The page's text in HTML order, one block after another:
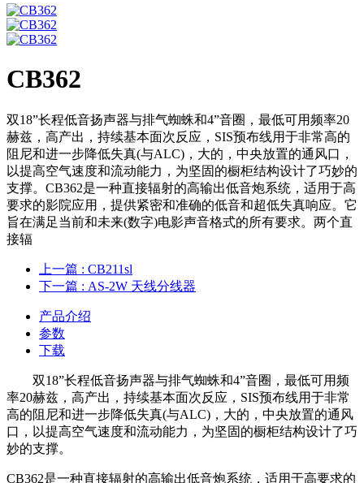
CB362
双18”长程低音扬声器与排气蜘蛛和4”音圈，最低可用频率20
赫兹，高产出，持续基本面次反应，SIS预布线用于非常高的
阻尼和进一步降低失真(与ALC)，大的，中央放置的通风口，
以提高空气速度和流动能力，为坚固的橱柜结构设计了巧妙的
支撑。CB362是一种直接辐射的高输出低音炮系统，适用于高
要求的影院应用，提供紧密和准确的低音和超低失真响应。它
旨在满足当前和未来(数字)电影声音格式的所有要求。两个直
接辐
上一篇 : CB211sl
下一篇 : AS-2W 天线分线器
产品介绍
参数
下载
双18”长程低音扬声器与排气蜘蛛和4”音圈，最低可用频
率20赫兹，高产出，持续基本面次反应，SIS预布线用于非常
高的阻尼和进一步降低失真(与ALC)，大的，中央放置的通风
口，以提高空气速度和流动能力，为坚固的橱柜结构设计了巧
妙的支撑。
CB362是一种直接辐射的高输出低音炮系统，适用于高要求的